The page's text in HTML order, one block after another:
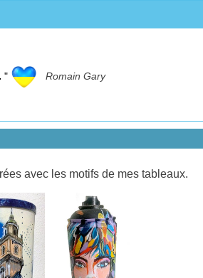
" Romain Gary
avec les motifs de mes tableaux.